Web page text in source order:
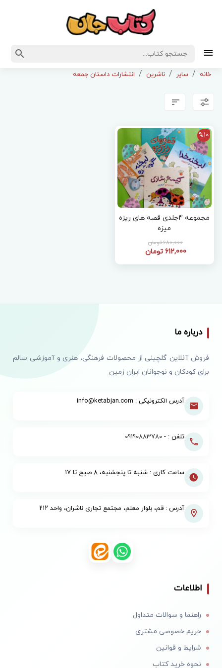
خانه سایر ناشرین انتشارات داستان جمعه
%10
مجموعه 4جلدی قصه های ریزه
میزه
680,000 تومان
612,000 تومان
درباره ما
فروش آنلاین گلچینی از محصولات فرهنگی، هنری و آموزشی سالم
برای کودکان و نوجوانان ایران زمین
آدرس الکترونیکی : info@ketabjan.com
تلفن : -09190883780
ساعت کاری : شنبه تا پنجشنبه، ۸ صبح تا ۱۷
آدرس : قم، بلوار معلم، مجتمع تجاری ناشران، واحد ۲۱۲
اطلاعات
راهنما و سوالات متداول
حریم خصوصی مشتری
شرایط و قوانین
نحوه خرید کتاب